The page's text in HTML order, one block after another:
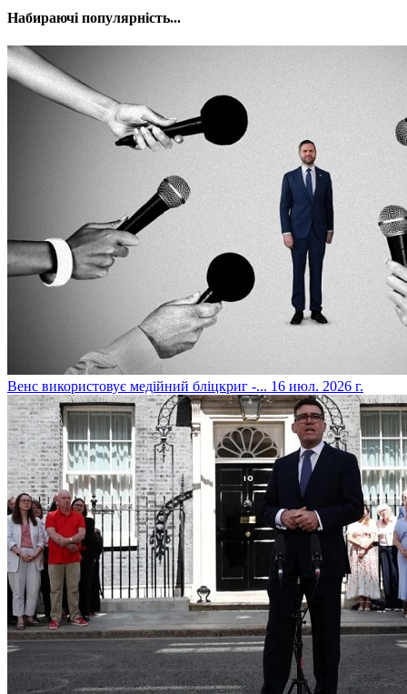
Набираючі популярність...
​Венс використовує медійний бліцкриг -... 16 июл. 2026 г.